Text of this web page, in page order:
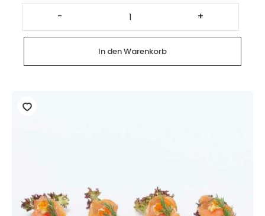
-
Halbe
belegte
Brötchen
Parma-
Schinken
(2
Stück)
Menge
+
In den Warenkorb